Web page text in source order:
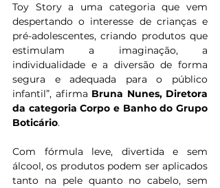
Toy Story a uma categoria que vem
despertando o interesse de crianças e
pré-adolescentes, criando produtos que
estimulam a imaginação, a
individualidade e a diversão de forma
segura e adequada para o público
infantil”, afirma Bruna Nunes, Diretora
da categoria Corpo e Banho do Grupo
Boticário.
Com fórmula leve, divertida e sem
álcool, os produtos podem ser aplicados
tanto na pele quanto no cabelo, sem